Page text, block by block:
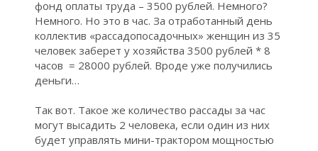
фонд оплаты труда – 3500 рублей. Немного?
Немного. Но это в час. За отработанный день
коллектив «рассадопосадочных» женщин из 35
человек заберет у хозяйства 3500 рублей * 8
часов = 28000 рублей. Вроде уже получились
деньги…
Так вот. Такое же количество рассады за час
могут высадить 2 человека, если один из них
будет управлять мини-трактором мощностью